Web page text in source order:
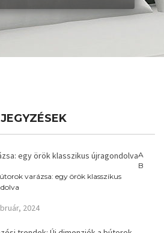
A
B
varázsa: egy örök klasszikus
2024